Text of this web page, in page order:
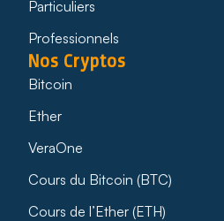
Particuliers
Professionnels
Nos Cryptos
Bitcoin
Ether
VeraOne
Cours du Bitcoin (BTC)
Cours de l’Ether (ETH)